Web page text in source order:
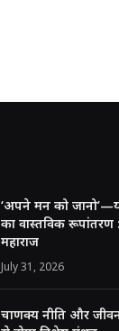
‘अपने मन को
का वास्तविक रूपांतरण :
महाराज
July 31, 2026
चाणक्य नीति और